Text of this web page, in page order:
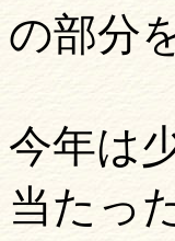
の部分
今年は
当たっ